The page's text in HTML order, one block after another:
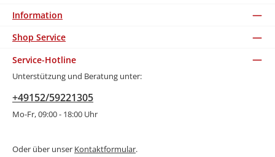
Information
Shop Service
Service-Hotline
Unterstützung und Beratung unter:
+49152/59221305
Mo-Fr, 09:00 - 18:00 Uhr
Oder über unser Kontaktformular.